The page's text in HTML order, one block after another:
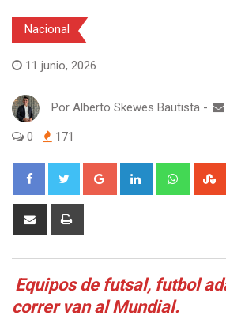
Nacional
11 junio, 2026
Por Alberto Skewes Bautista -
0 171
Google+ LinkedIn
Share
Equipos de futsal, futbol
correr van al Mundial.